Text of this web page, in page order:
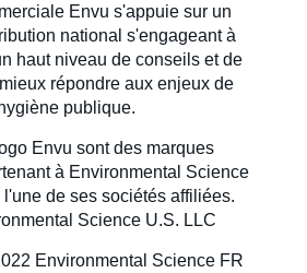
Envu s'appuie sur un
national s'engageant à
haut niveau de conseils et de
répondre aux enjeux de
publique.
Envu sont des marques
à Environmental Science
de ses sociétés affiliées.
Science U.S. LLC
Environmental Science FR